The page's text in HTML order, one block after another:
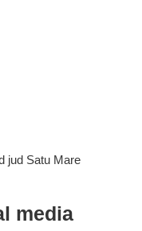
jud Satu Mare
media